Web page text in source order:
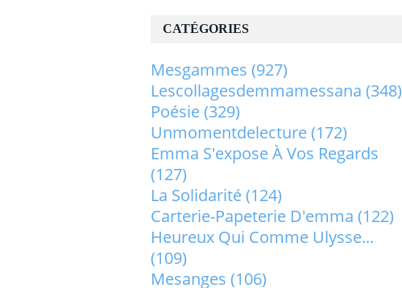
CATÉGORIES
Mesgammes (927)
Lescollagesdemmamessana (348)
Poésie(329)
Unmomentdelecture(172)
Emma S'expose À Vos Regards
(127)
La Solidarité(124)
Carterie-Papeterie D'emma (122)
Heureux Qui Comme Ulysse...
(109)
Mesanges (106)